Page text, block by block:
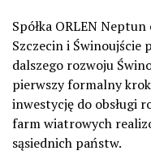
Spółka ORLEN
Szczecin i Świnoujście
dalszego rozwoju
pierwszy formalny
inwestycję do obsługi
farm wiatrowych
sąsiednich państw.